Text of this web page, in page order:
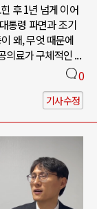
후 1년 넘게 이어
통령 파면과 조기
왜, 무엇 때문에
의료가 구체적인 ...
0
기사수정